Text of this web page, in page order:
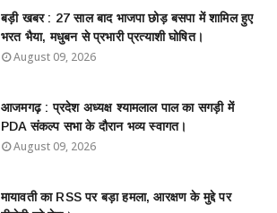
बड़ी खबर : 27 साल बाद भाजपा छोड़ बसपा में शामिल हुए
भरत भैया, मधुबन से प्रभारी प्रत्याशी घोषित।
August 09, 2026
आजमगढ़ : प्रदेश अध्यक्ष श्यामलाल पाल का सगड़ी में
PDA संकल्प सभा के दौरान भव्य स्वागत।
August 09, 2026
मायावती का RSS पर बड़ा हमला, आरक्षण के मुद्दे पर